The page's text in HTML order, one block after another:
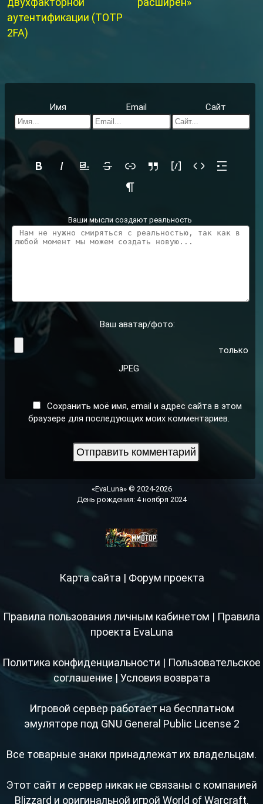
аутентификации (TOTP
2FA)
Имя Email Сайт
Ваши мысли создают реальность
Ваш аватар/фото:
только
JPEG
Сохранить моё имя, email и адрес сайта в этом
браузере для последующих моих комментариев.
«EvaLuna» © 2024-2026
День рождения: 4 ноября 2024
Карта сайта | Форум проекта
Правила пользования личным кабинетом | Правила
проекта EvaLuna
Политика конфиденциальности | Пользовательское
соглашение | Условия возврата
Игровой сервер работает на бесплатном
эмуляторе под GNU General Public License 2
Все товарные знаки принадлежат их владельцам.
Этот сайт и сервер никак не связаны с компанией
Blizzard и оригинальной игрой World of Warcraft.